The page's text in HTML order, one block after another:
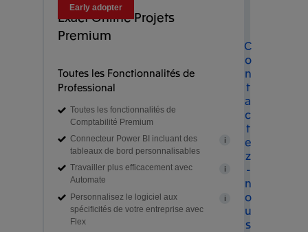
Early adopter
Exact Online Projets
Premium
Toutes les Fonctionnalités de
Professional
Toutes les fonctionnalités de
Comptabilité Premium
Connecteur Power BI incluant des
tableaux de bord personnalisables
i
Travailler plus efficacement avec
Automate
i
Personnalisez le logiciel aux
spécificités de votre entreprise avec
Flex
i
C
o
n
t
a
c
t
e
z
-
n
o
u
s